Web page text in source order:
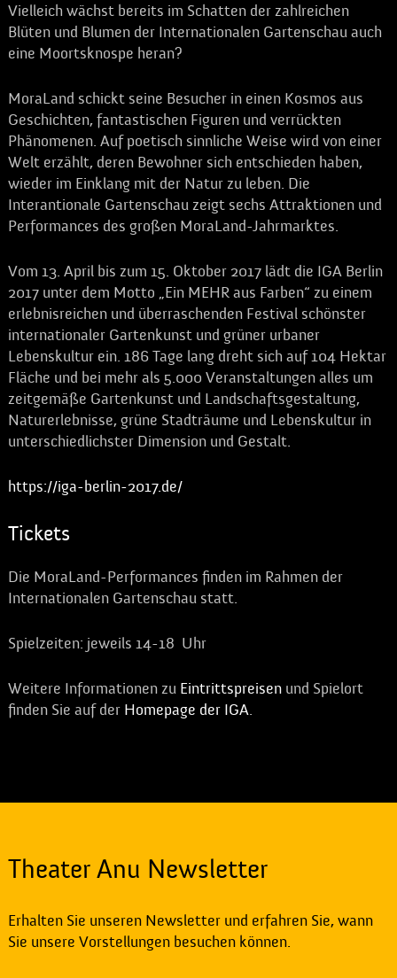
Vielleich wächst bereits im Schatten der zahlreichen
Blüten und Blumen der Internationalen Gartenschau auch
eine Moortsknospe heran?
MoraLand schickt seine Besucher in einen Kosmos aus
Geschichten, fantastischen Figuren und verrückten
Phänomenen. Auf poetisch sinnliche Weise wird von einer
Welt erzählt, deren Bewohner sich entschieden haben,
wieder im Einklang mit der Natur zu leben. Die
Interantionale Gartenschau zeigt sechs Attraktionen und
Performances des großen MoraLand-Jahrmarktes.
Vom 13. April bis zum 15. Oktober 2017 lädt die IGA Berlin
2017 unter dem Motto „Ein MEHR aus Farben“ zu einem
erlebnisreichen und überraschenden Festival schönster
internationaler Gartenkunst und grüner urbaner
Lebenskultur ein. 186 Tage lang dreht sich auf 104 Hektar
Fläche und bei mehr als 5.000 Veranstaltungen alles um
zeitgemäße Gartenkunst und Landschaftsgestaltung,
Naturerlebnisse, grüne Stadträume und Lebenskultur in
unterschiedlichster Dimension und Gestalt.
https://iga-berlin-2017.de/
Tickets
Die MoraLand-Performances finden im Rahmen der
Internationalen Gartenschau statt.
Spielzeiten: jeweils 14-18 Uhr
Weitere Informationen zu Eintrittspreisenund Spielort
finden Sie auf der Homepage der IGA.
Theater Anu Newsletter
Erhalten Sie unseren Newsletter und erfahren Sie, wann
Sie unsere Vorstellungen besuchen können.